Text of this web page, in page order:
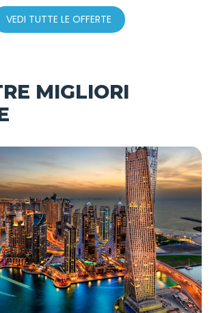
VEDI TUTTE LE OFFERTE
MIGLIORI